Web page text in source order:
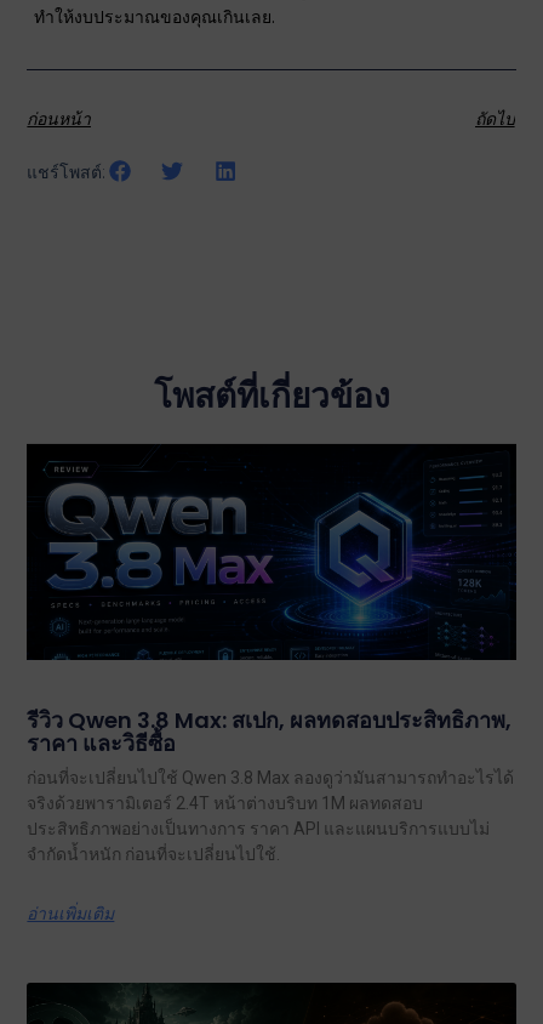
ทำให้งบประมาณของคุณเกินเลย.
ก่อนหน้า ถัดไป
แชร์โพสต์:
โพสต์ที่เกี่ยวข้อง
รีวิว Qwen 3.8 Max: สเปก, ผลทดสอบประสิทธิภาพ,
ราคา และวิธีซื้อ
ก่อนที่จะเปลี่ยนไปใช้ Qwen 3.8 Max ลองดูว่ามันสามารถทำอะไรได้
จริงด้วยพารามิเตอร์ 2.4T หน้าต่างบริบท 1M ผลทดสอบ
ประสิทธิภาพอย่างเป็นทางการ ราคา API และแผนบริการแบบไม่
จำกัดน้ำหนัก ก่อนที่จะเปลี่ยนไปใช้.
อ่านเพิ่มเติม